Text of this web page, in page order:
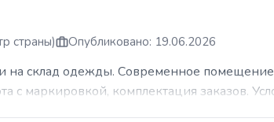
страны) Опубликовано: 19.06.2026
на склад одежды. Современное
с маркировкой, комплектация заказов.